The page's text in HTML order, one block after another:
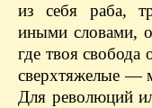
из себя раба,
иными словами,
где твоя
сверхтяжелые —
Для революций